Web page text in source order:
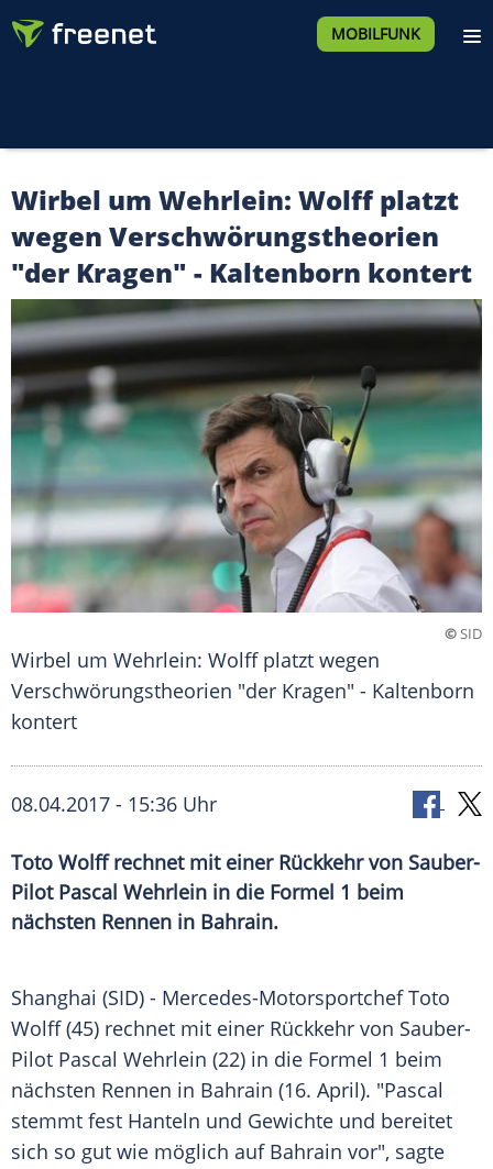
MOBILFUNK
Wirbel um Wehrlein: Wolff platzt
wegen Verschwörungstheorien
"der Kragen" - Kaltenborn kontert
©SID
Wirbel um Wehrlein: Wolff platzt wegen
Verschwörungstheorien "der Kragen" - Kaltenborn
kontert
08.04.2017 - 15:36 Uhr
Toto Wolff rechnet mit einer Rückkehr von Sauber-
Pilot Pascal Wehrlein in die Formel 1 beim
nächsten Rennen in Bahrain.
Shanghai (SID) - Mercedes-MotorsportchefToto
Wolff(45) rechnet mit einer Rückkehr von Sauber-
Pilot Pascal Wehrlein (22) in die Formel 1 beim
nächsten Rennen in Bahrain (16. April). "Pascal
stemmt fest Hanteln und Gewichte und bereitet
sich so gut wie möglich auf Bahrain vor", sagte